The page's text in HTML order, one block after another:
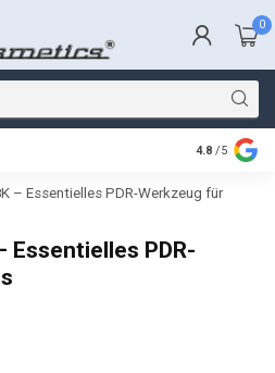
0
Schnelle
4.8 /5
– Essentielles PDR-Werkzeug für
Essentielles PDR-